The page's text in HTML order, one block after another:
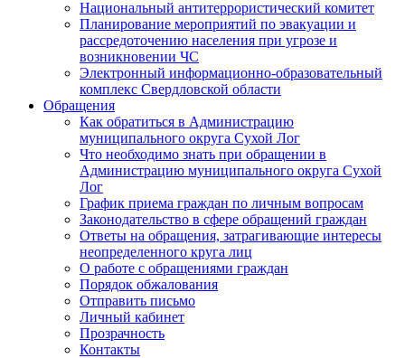
Национальный антитеррористический комитет
Планирование мероприятий по эвакуации и
рассредоточению населения при угрозе и
возникновении ЧС
Электронный информационно-образовательный
комплекс Свердловской области
Обращения
Как обратиться в Администрацию
муниципального округа Сухой Лог
Что необходимо знать при обращении в
Администрацию муниципального округа Сухой
Лог
График приема граждан по личным вопросам
Законодательство в сфере обращений граждан
Ответы на обращения, затрагивающие интересы
неопределенного круга лиц
О работе с обращениями граждан
Порядок обжалования
Отправить письмо
Личный кабинет
Прозрачность
Контакты